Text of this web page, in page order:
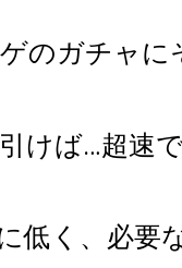
のガチャに
けば…超速
低く、必要